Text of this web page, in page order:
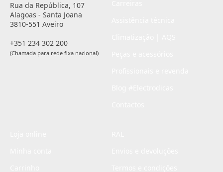
Rua da República, 107
Alagoas - Santa Joana
3810-551 Aveiro
+351 234 302 200
(Chamada para rede fixa nacional)